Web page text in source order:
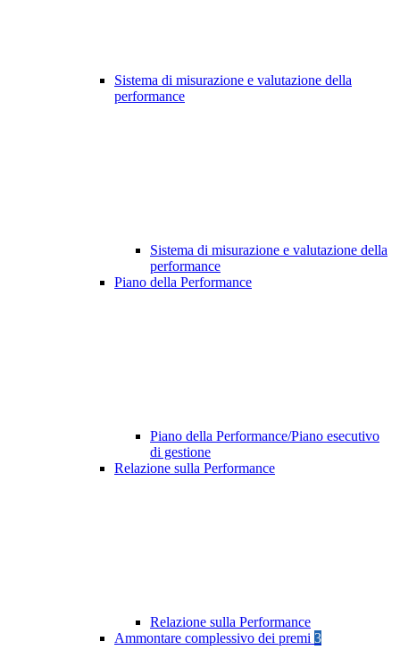
Sistema di misurazione e valutazione della
performance
Sistema di misurazione e valutazione della
performance
Piano della Performance
Piano della Performance/Piano esecutivo
di gestione
Relazione sulla Performance
Relazione sulla Performance
Ammontare complessivo dei premi 3